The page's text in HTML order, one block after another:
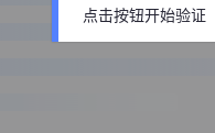
点击按钮开始验证